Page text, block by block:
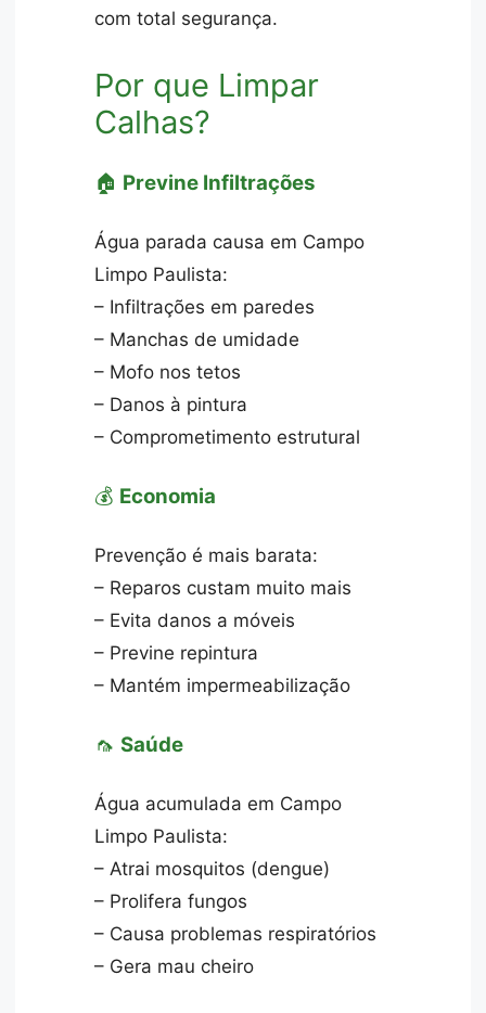
com total segurança.
Por que Limpar
Calhas?
🏠 Previne Infiltrações
Água parada causa em Campo
Limpo Paulista:
– Infiltrações em paredes
– Manchas de umidade
– Mofo nos tetos
– Danos à pintura
– Comprometimento estrutural
💰 Economia
Prevenção é mais barata:
– Reparos custam muito mais
– Evita danos a móveis
– Previne repintura
– Mantém impermeabilização
🦟 Saúde
Água acumulada em Campo
Limpo Paulista:
– Atrai mosquitos (dengue)
– Prolifera fungos
– Causa problemas respiratórios
– Gera mau cheiro